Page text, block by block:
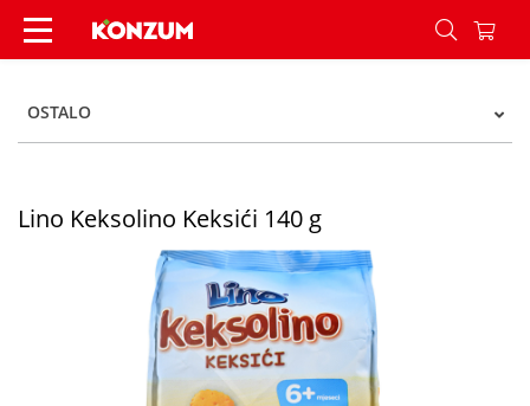
Lino Keksolino Keksići 140 g - Konzum
OSTALO
Lino Keksolino Keksići 140 g